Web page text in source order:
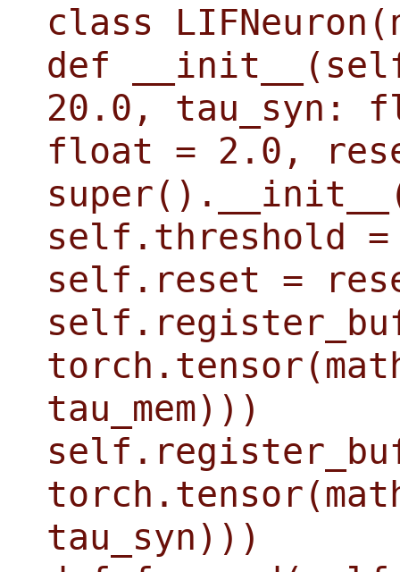
class
def
20.0, tau_syn:
float = 2.0,
self.threshold =
self.reset =
tau_mem)))
tau_syn)))